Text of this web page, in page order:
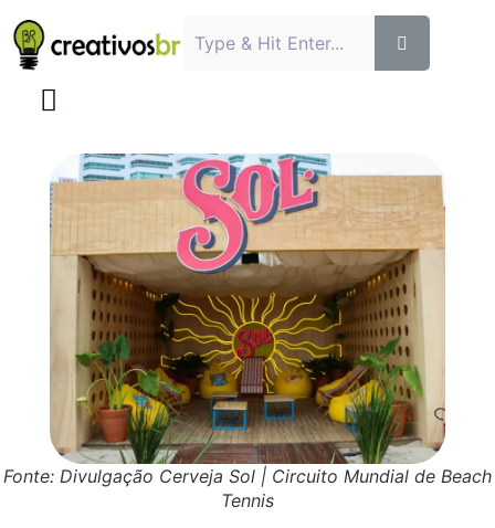
Fonte: Divulgação Cerveja Sol | Circuito Mundial de Beach
Tennis